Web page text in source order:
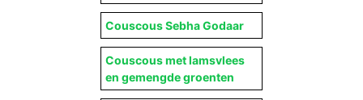
Couscous met lamsvlees
en gemengde groenten
Couscous Sebha Godaar